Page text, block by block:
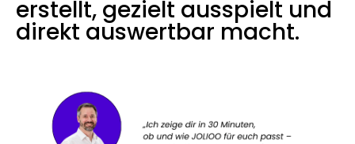
erstellt, gezielt ausspielt und
direkt auswertbar macht.